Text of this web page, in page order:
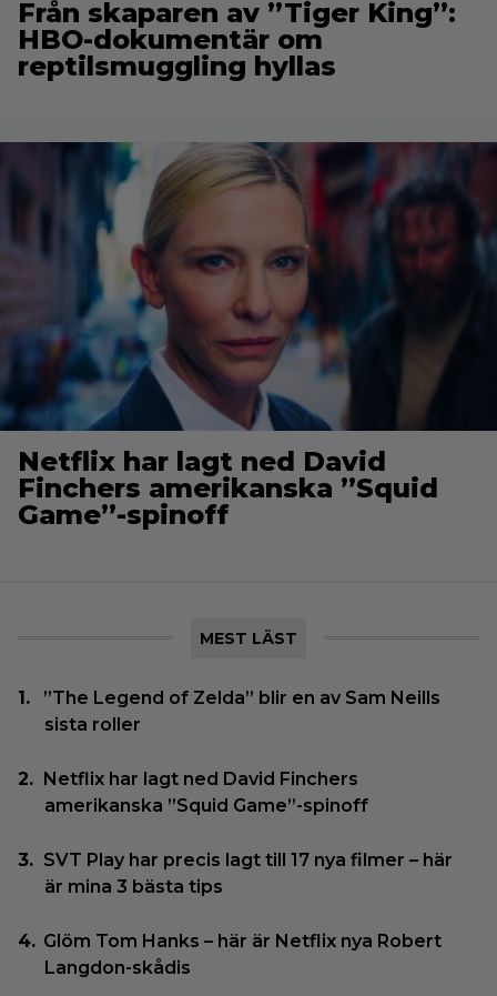
Från skaparen av ”Tiger King”:
HBO-dokumentär om
reptilsmuggling hyllas
Netflix har lagt ned David
Finchers amerikanska ”Squid
Game”-spinoff
MEST LÄST
”The Legend of Zelda” blir en av Sam Neills
sista roller
Netflix har lagt ned David Finchers
amerikanska ”Squid Game”-spinoff
SVT Play har precis lagt till 17 nya filmer – här
är mina 3 bästa tips
Glöm Tom Hanks – här är Netflix nya Robert
Langdon-skådis